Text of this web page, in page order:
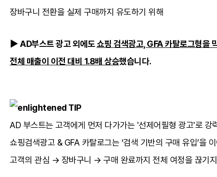
장바구니 전환을 실제 구매까지 유도하기 위해
▶ AD부스트 광고 외에도쇼핑 검색광고, GFA 카탈로그형을
전체 매출이 이전 대비 1.8배 상승했습니다.
TIP
AD 부스트는 고객에게 먼저 다가가는 '선제어필형 광고'로 강
쇼핑검색광고 & GFA 카탈로그는 ‘검색 기반의 구매 유입’을
고객의 관심 → 장바구니 → 구매 완료까지 전체 여정을 끊기